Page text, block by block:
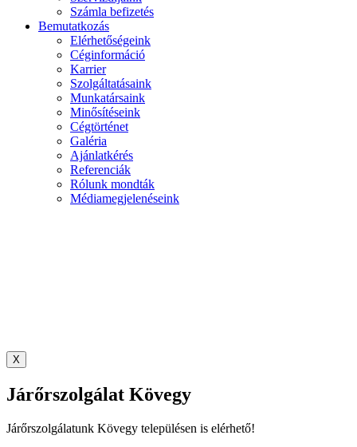
Számla befizetés
Bemutatkozás
Elérhetőségeink
Céginformáció
Karrier
Szolgáltatásaink
Munkatársaink
Minősítéseink
Cégtörténet
Galéria
Ajánlatkérés
Referenciák
Rólunk mondták
Médiamegjelenéseink
X
Járőrszolgálat Kövegy
Járőrszolgálatunk Kövegy településen is elérhető!